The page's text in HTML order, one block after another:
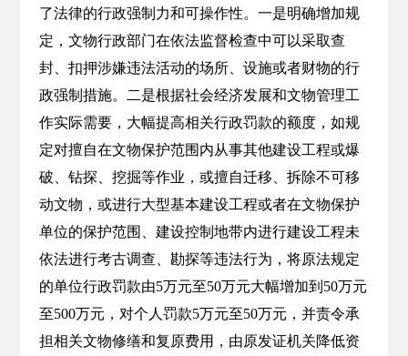
了法律的行政强制力和可操作性。一是明确增加规
定，文物行政部门在依法监督检查中可以采取查
封、扣押涉嫌违法活动的场所、设施或者财物的行
政强制措施。二是根据社会经济发展和文物管理工
作实际需要，大幅提高相关行政罚款的额度，如规
定对擅自在文物保护范围内从事其他建设工程或爆
破、钻探、挖掘等作业，或擅自迁移、拆除不可移
动文物，或进行大型基本建设工程或者在文物保护
单位的保护范围、建设控制地带内进行建设工程未
依法进行考古调查、勘探等违法行为，将原法规定
的单位行政罚款由5万元至50万元大幅增加到50万元
至500万元，对个人罚款5万元至50万元，并责令承
担相关文物修缮和复原费用，由原发证机关降低资